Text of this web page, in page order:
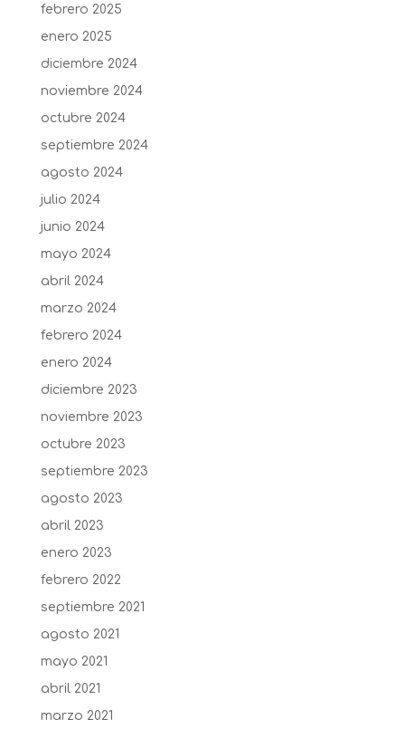
febrero 2025
enero 2025
diciembre 2024
noviembre 2024
octubre 2024
septiembre 2024
agosto 2024
julio 2024
junio 2024
mayo 2024
abril 2024
marzo 2024
febrero 2024
enero 2024
diciembre 2023
noviembre 2023
octubre 2023
septiembre 2023
agosto 2023
abril 2023
enero 2023
febrero 2022
septiembre 2021
agosto 2021
mayo 2021
abril 2021
marzo 2021